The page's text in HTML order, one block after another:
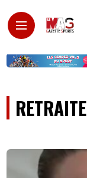
RETRAITE